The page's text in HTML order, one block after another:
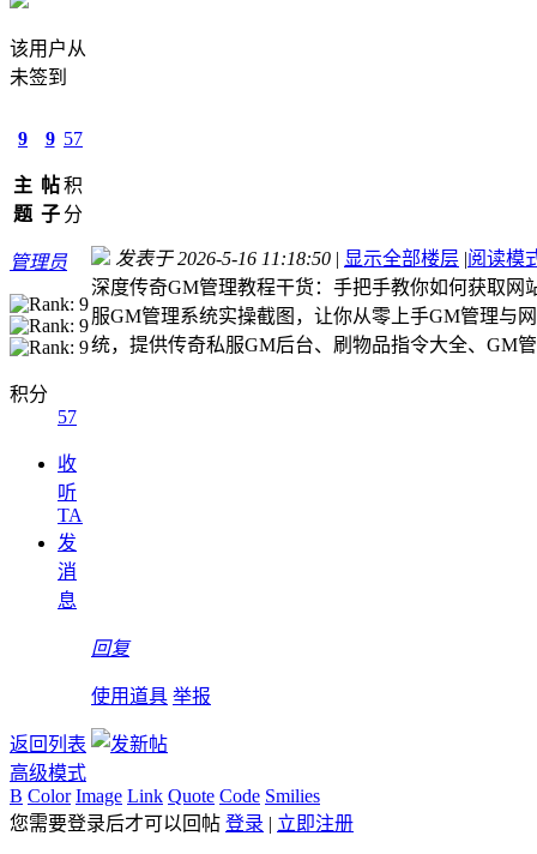
该用户从
未签到
9
主
题
9
帖
子
57
积
分
管理员
积分
57
收
听
TA
发
消
息
发表于 2026-5-16 11:18:50 | 显示全部楼层 |阅读模
深度传奇GM管理教程干货：手把手教你如何获取
服GM管理系统实操截图，让你从零上手GM管理与
统，提供传奇私服GM后台、刷物品指令大全、GM
回复
使用道具 举报
返回列表
高级模式
B Color Image Link Quote Code Smilies
您需要登录后才可以回帖 登录 | 立即注册